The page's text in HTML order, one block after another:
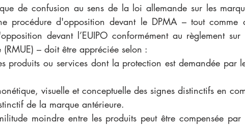
de confusion au sens de la loi allemande sur les
procédure d'opposition devant le DPMA – tout comme
devant l’EUIPO conformément au règlement
– doit être appréciée selon :
produits ou services dont la protection est demandée par
visuelle et conceptuelle des signes distinctifs en
de la marque antérieure.
moindre entre les produits peut être compensée par